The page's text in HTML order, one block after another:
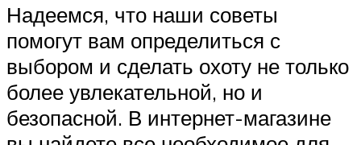
Надеемся, что наши советы
помогут вам определиться с
выбором и сделать охоту не только
более увлекательной, но и
безопасной. В интернет-магазине